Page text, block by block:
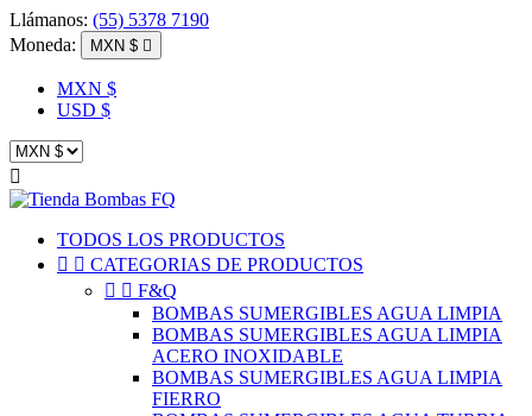
Llámanos: (55) 5378 7190
Moneda:
MXN $ 
MXN $
USD $

TODOS LOS PRODUCTOS
  CATEGORIAS DE PRODUCTOS
  F&Q
BOMBAS SUMERGIBLES AGUA LIMPIA
BOMBAS SUMERGIBLES AGUA LIMPIA
ACERO INOXIDABLE
BOMBAS SUMERGIBLES AGUA LIMPIA
FIERRO